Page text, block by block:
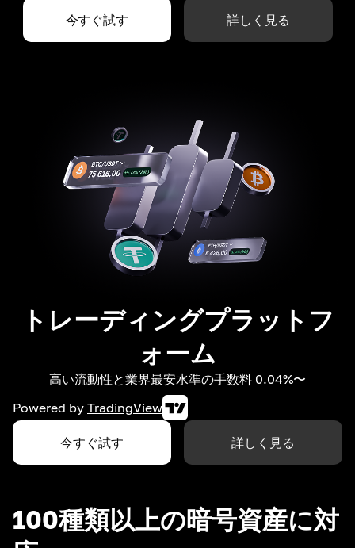
今すぐ試す 詳しく見る
トレーディングプラットフ
ォーム
高い流動性と業界最安水準の手数料 0.04%〜
Powered by TradingView
今すぐ試す 詳しく見る
100種類以上の暗号資産に対